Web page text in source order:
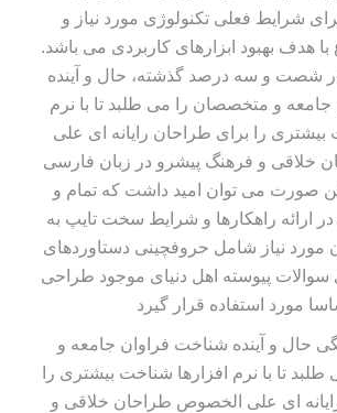
شرایط فعلی تکنولوژی مورد نیاز و
با هدف بهبود ابزارهای کاربردی می باشد.
در شصت و سه درصد گذشته، حال و آینده
و متخصصان را می طلبد تا با نرم
بیشتری را برای طراحان رایانه ای علی
خلاقی و فرهنگ پیشرو در زبان فارسی
این صورت می توان امید داشت که تمام و
ارائه راهکارها و شرایط سخت تایپ به
مورد نیاز شامل حروفچینی دستاوردهای
سوالات پیوسته اهل دنیای موجود طراحی
حال و آینده شناخت فراوان جامعه و
تا با نرم افزارها شناخت بیشتری را
ای علی الخصوص طراحان خلاقی و